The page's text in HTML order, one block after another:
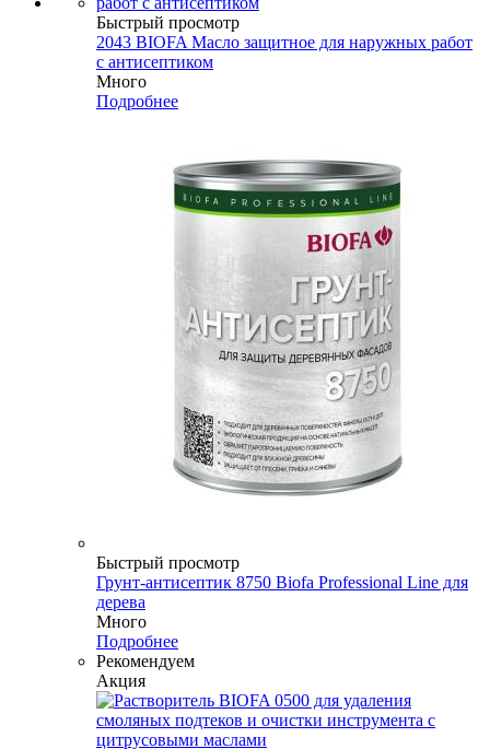
Быстрый просмотр
2043 BIOFA Масло защитное для наружных работ
с антисептиком
Много
Подробнее
Быстрый просмотр
Грунт-антисептик 8750 Biofa Professional Line для
дерева
Много
Подробнее
Рекомендуем
Акция